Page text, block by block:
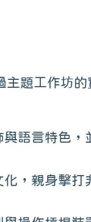
題工作坊
語言特色
，親身擊